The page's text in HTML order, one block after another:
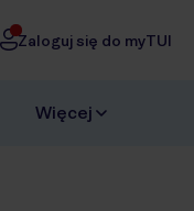
Zaloguj się do myTUI
Więcej